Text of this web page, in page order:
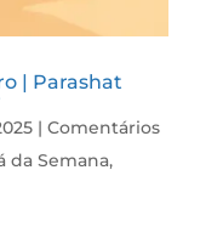
| Parashat
| Comentários
da Semana,